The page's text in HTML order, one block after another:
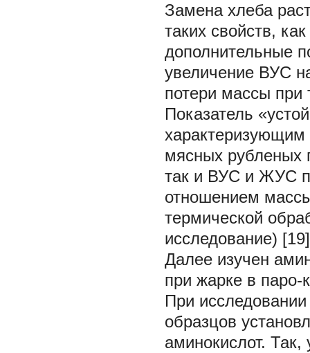
Замена хлеба
таких свойств,
дополнительные
увеличение ВУС
потери массы при
Показатель
характеризующим
мясных рубленых
так и ВУС и ЖУС
отношением
термической
исследование)
Далее изучен
при жарке в паро-
При
образцов
аминокислот.